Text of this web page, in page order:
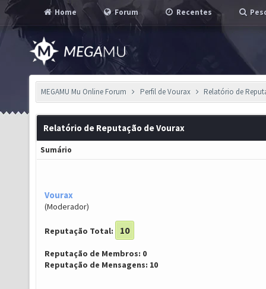
Home Forum Recentes
MEGAMU Mu Online Forum Perfil de Vourax Relatório de
Relatório de Reputação de Vourax
Sumário
Vourax
(Moderador)
Reputação Total: 10
Reputação de Membros: 0
Reputação de Mensagens: 10